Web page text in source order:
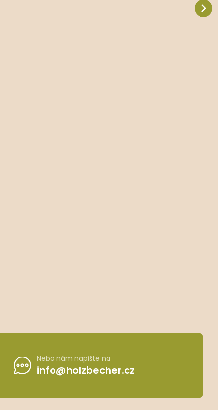
Nebo nám napište na
info@holzbecher.cz